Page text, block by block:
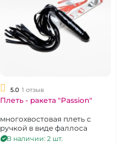
5.0 1 отзыв
Плеть - ракета "Passion"
многохвостовая плеть с
ручкой в виде фаллоса
В наличии: 2 шт.